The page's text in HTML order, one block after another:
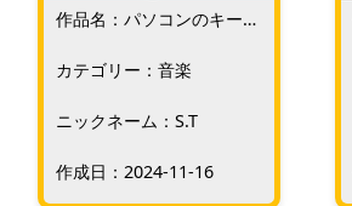
作品名：パソコンのキーボ
カテゴリー：音楽
ニックネーム：S.T
作成日：2024-11-16